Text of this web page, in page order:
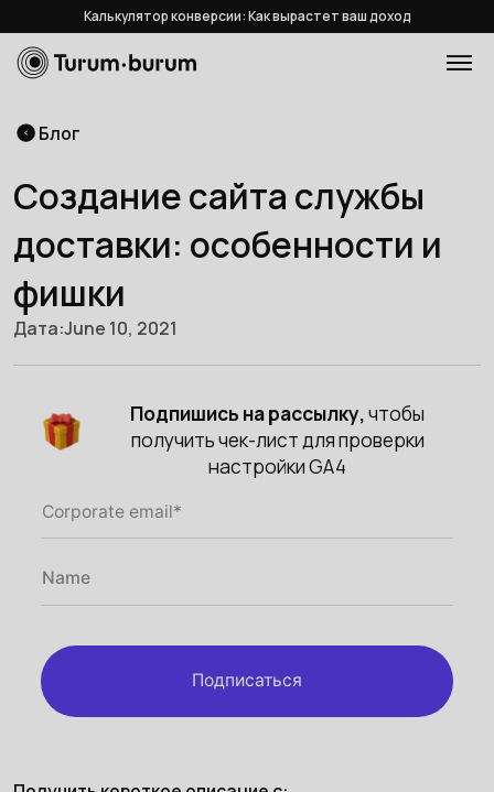
Калькулятор конверсии: Как вырастет ваш доход
Блог
Создание сайта службы
доставки: особенности и
фишки
Дата:June 10, 2021
Подпишись на рассылку,чтобы
получить чек-лист для проверки
настройки GA4
Подписаться